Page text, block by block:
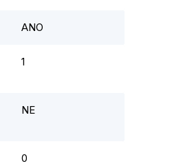
ANO
1
NE
0